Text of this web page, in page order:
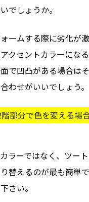
でしょうか。
ームする際に劣化が
クセントカラーにな
で凹凸がある場合は
わせがいいでしょう。
部分で色を変える場
ラーではなく、ツー
替えるのが最も簡単
さい。